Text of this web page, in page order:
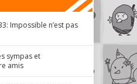
Impossible n’est pas
sympas et
amis